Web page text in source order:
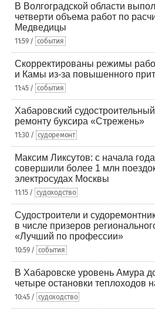
В Волгоградской области
четверти объема работ по
Медведицы
11:59 / события
Скорректированы режимы
и Камы из-за повышенного
11:45 / события
Хабаровский
ремонту буксира «Стрежень»
11:30 / судоремонт
Максим Ликсутов: с начала
совершили более 1 млн
электросудах Москвы
11:15 / судоходство
Судостроители и
в числе призеров
«Лучший по профессии»
10:59 / события
В Хабаровске уровень Амура
четыре остановки теплоходов
10:45 / судоходство